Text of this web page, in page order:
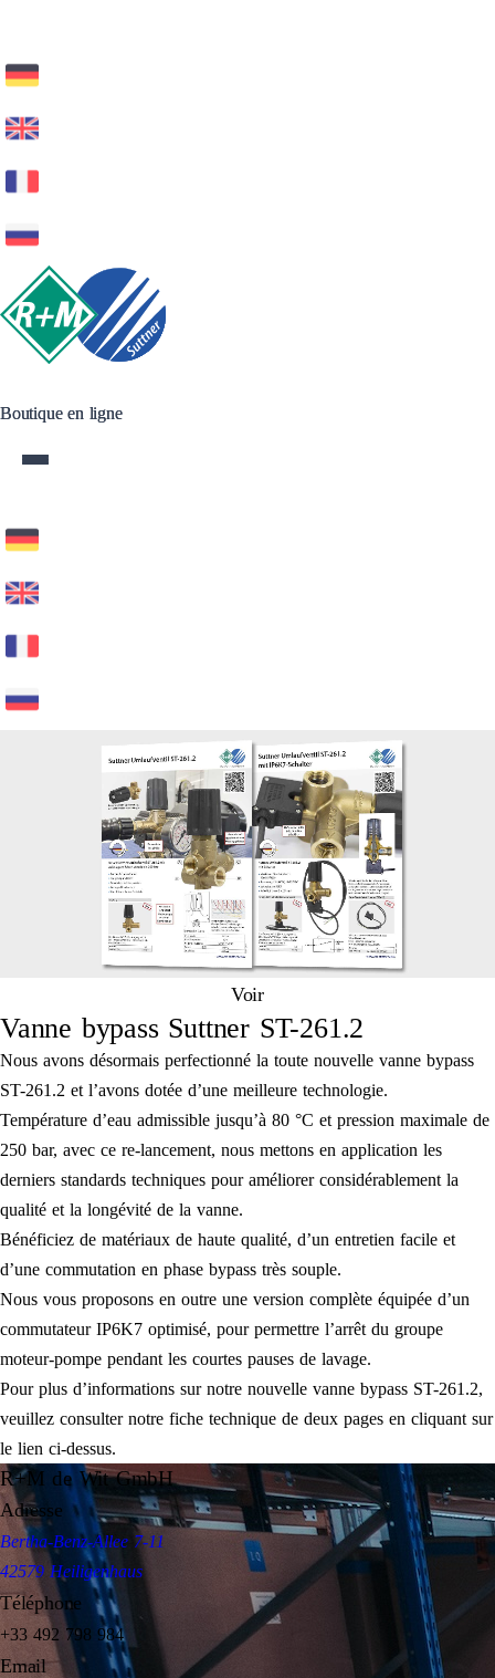
Boutique en ligne
Boutique en ligne
Voir
Vanne bypass Suttner ST-261.2
Nous avons désormais perfectionné la toute nouvelle vanne bypass
ST-261.2 et l’avons dotée d’une meilleure technologie.
Température d’eau admissible jusqu’à 80 °C et pression maximale de
250 bar, avec ce re-lancement, nous mettons en application les
derniers standards techniques pour améliorer considérablement la
qualité et la longévité de la vanne.
Bénéficiez de matériaux de haute qualité, d’un entretien facile et
d’une commutation en phase bypass très souple.
Nous vous proposons en outre une version complète équipée d’un
commutateur IP6K7 optimisé, pour permettre l’arrêt du groupe
moteur-pompe pendant les courtes pauses de lavage.
Pour plus d’informations sur notre nouvelle vanne bypass ST-261.2,
veuillez consulter notre fiche technique de deux pages en cliquant sur
le lien ci-dessus.
R+M de Wit GmbH
Adresse
Bertha-Benz-Allee 7-11
42579 Heiligenhaus
Téléphone
+33 492 798 984
Email